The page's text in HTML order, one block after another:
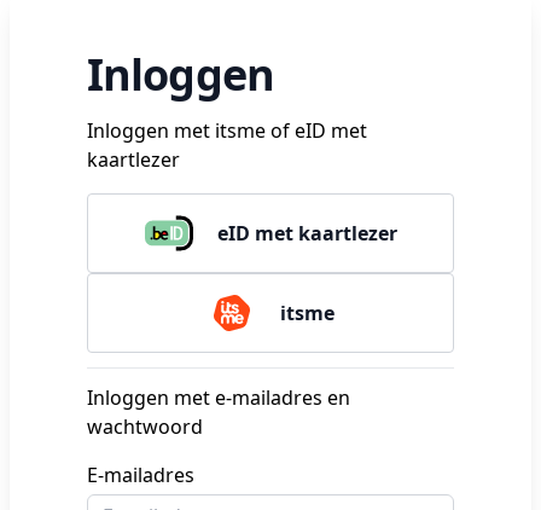
Inloggen
Inloggen met itsme of eID met
kaartlezer
eID met kaartlezer
itsme
Inloggen met e-mailadres en
wachtwoord
E-mailadres